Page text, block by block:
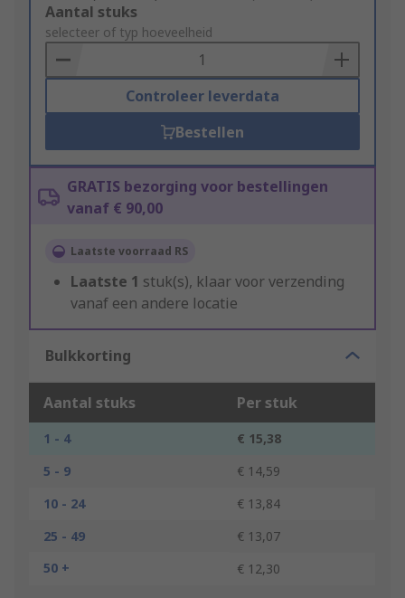
Add
to
Basket
Aantal stuks
selecteer of typ hoeveelheid
Controleer leverdata
Bestellen
GRATIS bezorging voor bestellingen
vanaf € 90,00
Laatste voorraad RS
Laatste 1 stuk(s), klaar voor verzending
vanaf een andere locatie
Bulkkorting
Aantal stuks Per stuk
1 - 4
€ 15,38
5 - 9
€ 14,59
10 - 24
€ 13,84
25 - 49
€ 13,07
50 +
€ 12,30